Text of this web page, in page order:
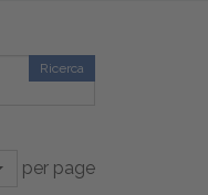
Ricerca
per page